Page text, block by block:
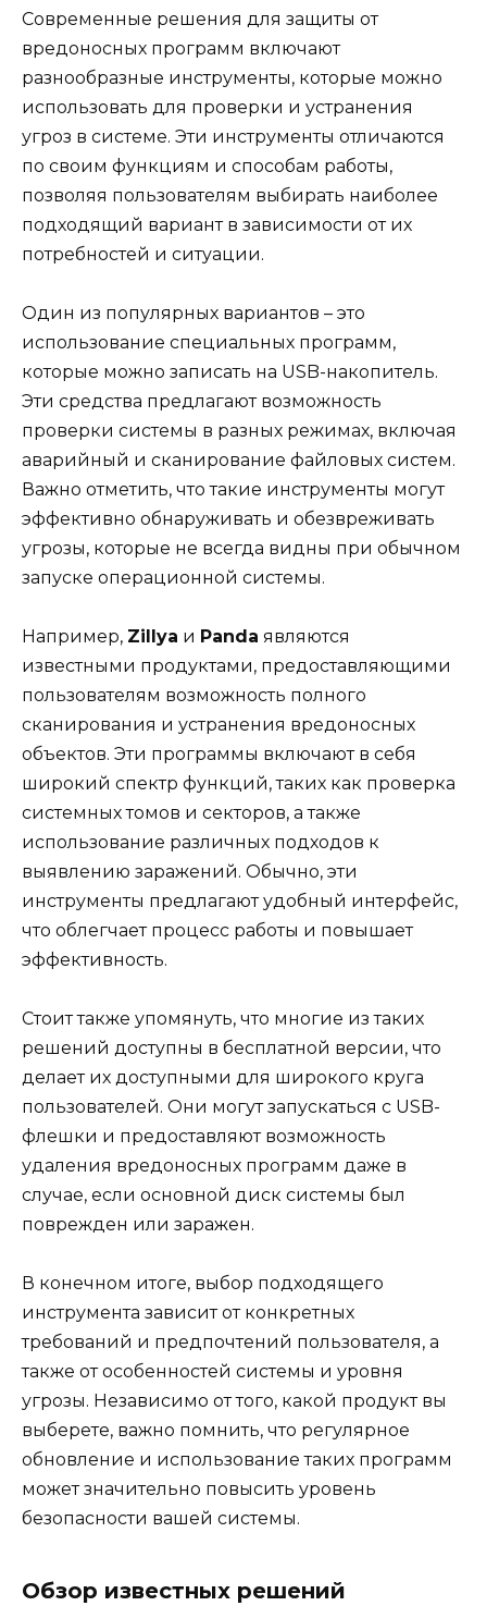
Современные решения для защиты от
вредоносных программ включают
разнообразные инструменты, которые можно
использовать для проверки и устранения
угроз в системе. Эти инструменты отличаются
по своим функциям и способам работы,
позволяя пользователям выбирать наиболее
подходящий вариант в зависимости от их
потребностей и ситуации.
Один из популярных вариантов – это
использование специальных программ,
которые можно записать на USB-накопитель.
Эти средства предлагают возможность
проверки системы в разных режимах, включая
аварийный и сканирование файловых систем.
Важно отметить, что такие инструменты могут
эффективно обнаруживать и обезвреживать
угрозы, которые не всегда видны при обычном
запуске операционной системы.
Например, Zillya и Panda являются
известными продуктами, предоставляющими
пользователям возможность полного
сканирования и устранения вредоносных
объектов. Эти программы включают в себя
широкий спектр функций, таких как проверка
системных томов и секторов, а также
использование различных подходов к
выявлению заражений. Обычно, эти
инструменты предлагают удобный интерфейс,
что облегчает процесс работы и повышает
эффективность.
Стоит также упомянуть, что многие из таких
решений доступны в бесплатной версии, что
делает их доступными для широкого круга
пользователей. Они могут запускаться с USB-
флешки и предоставляют возможность
удаления вредоносных программ даже в
случае, если основной диск системы был
поврежден или заражен.
В конечном итоге, выбор подходящего
инструмента зависит от конкретных
требований и предпочтений пользователя, а
также от особенностей системы и уровня
угрозы. Независимо от того, какой продукт вы
выберете, важно помнить, что регулярное
обновление и использование таких программ
может значительно повысить уровень
безопасности вашей системы.
Обзор известных решений